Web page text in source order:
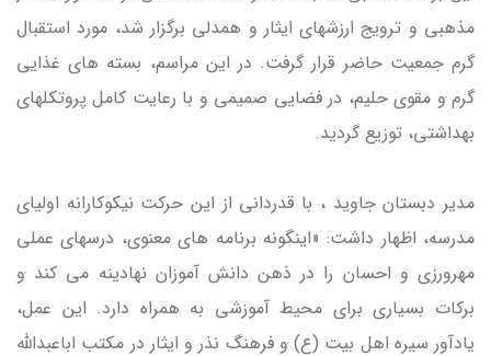
مذهبی و ترویج ارزشهای ایثار و همدلی برگزار شد، مورد استقبال
گرم جمعیت حاضر قرار گرفت. در این مراسم، بسته های غذایی
گرم و مقوی حلیم، در فضایی صمیمی و با رعایت کامل پروتکلهای
بهداشتی، توزیع گردید.
مدیر دبستان جاوید ، با قدردانی از این حرکت نیکوکارانه اولیای
مدرسه، اظهار داشت: «اینگونه برنامه های معنوی، درسهای عملی
مهرورزی و احسان را در ذهن دانش آموزان نهادینه می کند و
برکات بسیاری برای محیط آموزشی به همراه دارد. این عمل،
یادآور سیره اهل بیت (ع) و فرهنگ نذر و ایثار در مکتب اباعبدالله